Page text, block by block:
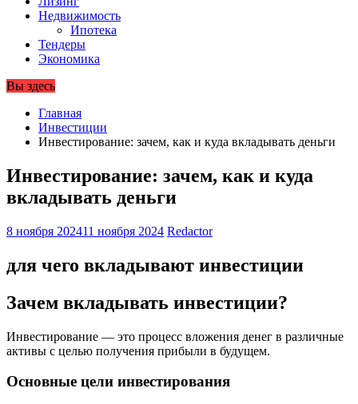
Недвижимость
Ипотека
Тендеры
Экономика
Вы здесь
Главная
Инвестиции
Инвестирование: зачем, как и куда вкладывать деньги
Инвестирование: зачем, как и куда
вкладывать деньги
8 ноября 202411 ноября 2024 Redactor
для чего вкладывают инвестиции
Зачем вкладывать инвестиции?
Инвестирование — это процесс вложения денег в различные
активы с целью получения прибыли в будущем.
Основные цели инвестирования